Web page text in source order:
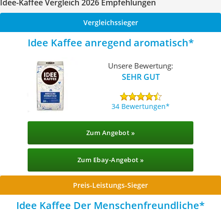
Idee-Kaffee Vergleich 2026 Empfehlungen
Vergleichssieger
Idee Kaffee anregend aromatisch
Unsere Bewertung:
SEHR GUT
34 Bewertungen
Zum Angebot »
Zum Ebay-Angebot »
Preis-Leistungs-Sieger
Idee Kaffee Der Menschenfreundliche